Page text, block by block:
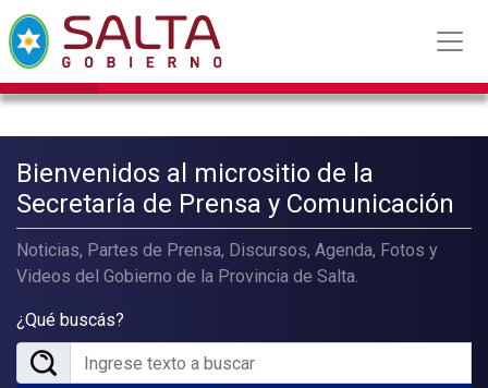
Bienvenidos al micrositio de la
Secretaría de Prensa y Comunicación
Noticias, Partes de Prensa, Discursos, Agenda, Fotos y
Videos del Gobierno de la Provincia de Salta.
¿Qué buscás?